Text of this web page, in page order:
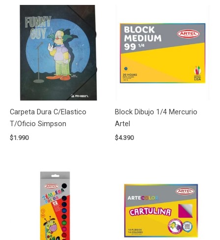
Carpeta Dura C/Elastico
T/Oficio Simpson
$1.990
Block Dibujo 1/4 Mercurio
Artel
$4.390